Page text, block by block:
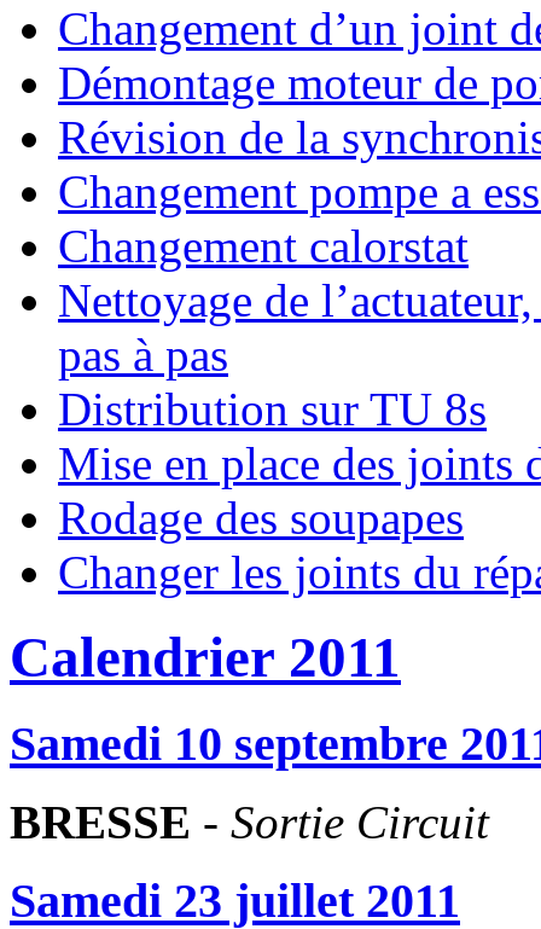
Changement d’un joint
Démontage moteur de
Révision de la
Changement pompe a
Changement calorstat
Nettoyage de
pas à pas
Distribution sur TU 8s
Mise en place des joints
Rodage des soupapes
Changer les joints du
Calendrier 2011
Samedi 10 septembre
BRESSE - Sortie Circuit
Samedi 23 juillet 2011